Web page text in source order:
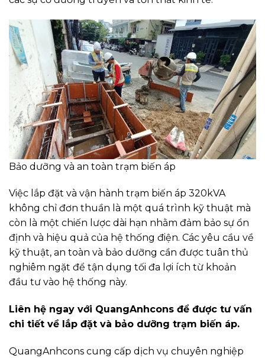
Bảo dưỡng và an toàn trạm biến áp
Việc lắp đặt và vận hành trạm biến áp 320kVA
không chỉ đơn thuần là một quá trình kỹ thuật mà
còn là một chiến lược dài hạn nhằm đảm bảo sự ổn
định và hiệu quả của hệ thống điện. Các yêu cầu về
kỹ thuật, an toàn và bảo dưỡng cần được tuân thủ
nghiêm ngặt để tận dụng tối đa lợi ích từ khoản
đầu tư vào hệ thống này.
Liên hệ ngay với QuangAnhcons để được tư vấn
chi tiết về lắp đặt và bảo dưỡng trạm biến áp.
QuangAnhcons cung cấp dịch vụ chuyên nghiệp